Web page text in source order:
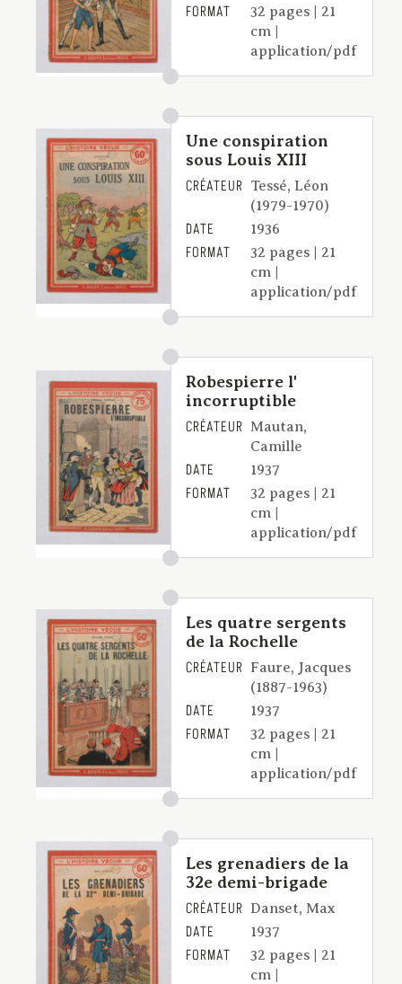
FORMAT
32 pages | 21
cm |
application/pdf
Une conspiration
sous Louis XIII
CRÉATEUR Tessé, Léon
(1979-1970)
DATE 1936
FORMAT
32 pages | 21
cm |
application/pdf
Robespierre l'
incorruptible
CRÉATEUR Mautan,
Camille
DATE 1937
FORMAT
32 pages | 21
cm |
application/pdf
Les quatre sergents
de la Rochelle
CRÉATEUR Faure, Jacques
(1887-1963)
DATE 1937
FORMAT
32 pages | 21
cm |
application/pdf
Les grenadiers de la
32e demi-brigade
CRÉATEUR Danset, Max
DATE 1937
FORMAT
32 pages | 21
cm |